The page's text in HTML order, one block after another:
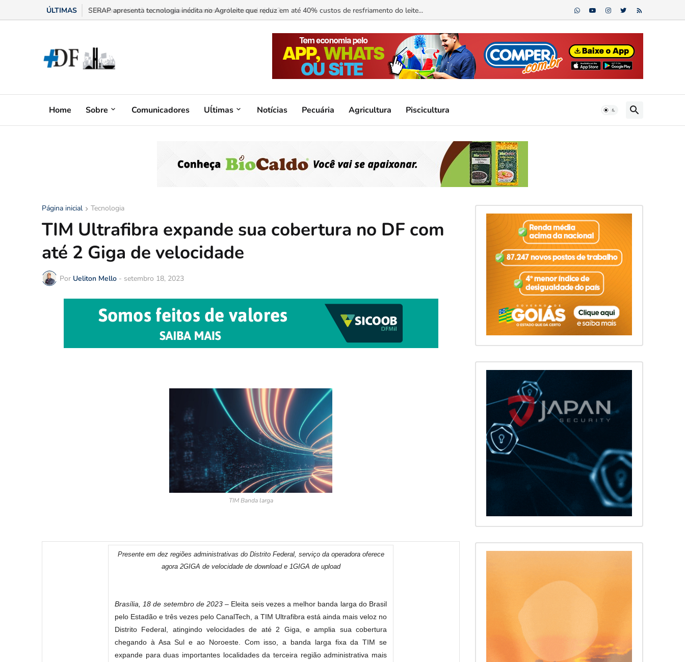
ÚLTIMAS “Bumbum triste” na menopausa: o adesivo hormonal ajuda?...
Home Sobre Comunicadores Uĺtimas Notícias Pecuária Agricultura Piscicultura
Página inicial Tecnologia
TIM Ultrafibra expande sua cobertura no DF com
até 2 Giga de velocidade
Por Ueliton Mello - setembro 18, 2023
TIM Banda larga
Presente em dez regiões administrativas do Distrito Federal, serviço da operadora oferece
agora 2GIGA de velocidade de download e 1GIGA de upload
Brasília, 18 de setembro de 2023 – Eleita seis vezes a melhor banda larga do Brasil
pelo Estadão e três vezes pelo CanalTech, a TIM Ultrafibra está ainda mais veloz no
Distrito Federal, atingindo velocidades de até 2 Giga, e amplia sua cobertura
chegando à Asa Sul e ao Noroeste. Com isso, a banda larga fixa da TIM se
expande para duas importantes localidades da terceira região administrativa mais